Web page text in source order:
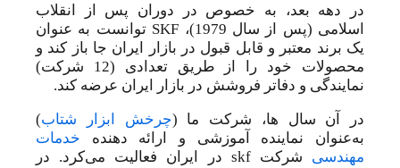
در دهه‌ بعد، به خصوص در دوران پس از انقلاب
اسلامی (پس از سال 1979)، SKF توانست به عنوان
یک برند معتبر و قابل قبول در بازار ایران جا باز کند و
محصولات خود را از طریق تعدادی (12 شرکت)
نمایندگی و دفاتر فروشش در بازار ایران عرضه کند.
در آن سال ها، شرکت ما (چرخش ابزار شتاب)
به‌عنوان نماینده آموزشی و ارائه دهنده خدمات
مهندسی
شرکت skf در ایران فعالیت می‌کرد. در